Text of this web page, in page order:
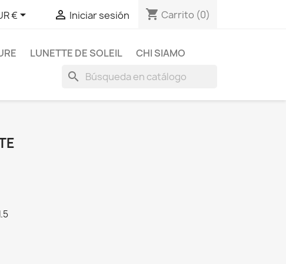
€  Iniciar sesión shopping_cart Carrito (0)
LUNETTE DE SOLEIL CHI SIAMO
search